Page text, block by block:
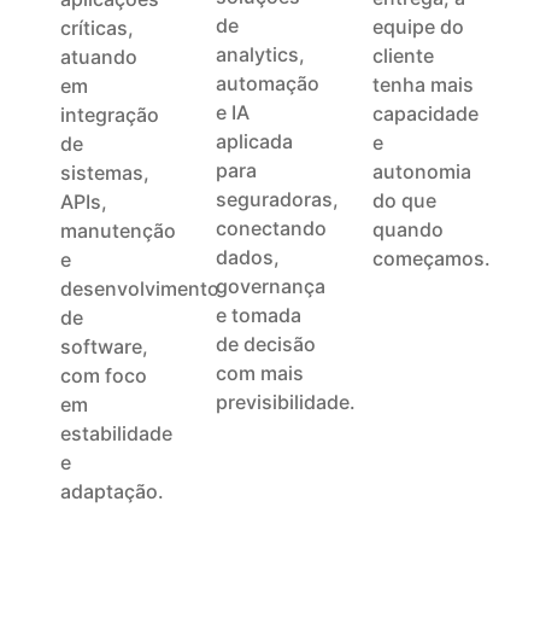
críticas,
atuando
em
integração
de
sistemas,
APIs,
manutenção
e
desenvolvimento
de
software,
com foco
em
estabilidade
e
adaptação.
de
analytics,
automação
e IA
aplicada
para
seguradoras,
conectando
dados,
governança
e tomada
de decisão
com mais
previsibilidade.
equipe do
cliente
tenha mais
capacidade
e
autonomia
do que
quando
começamos.